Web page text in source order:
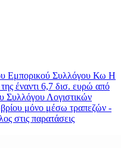
Εμπορικού Συλλόγου Κω Η
έναντι 6,7 δισ. ευρώ από
Συλλόγου Λογιστικών
μόνο μέσω τραπεζών -
στις παρατάσεις